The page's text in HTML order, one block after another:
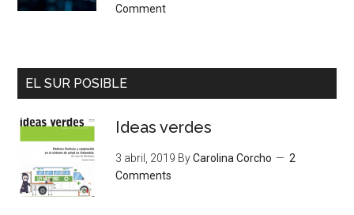
Comment
EL SUR POSIBLE
Ideas verdes
3 abril, 2019 ByCarolina Corcho
2
Comments